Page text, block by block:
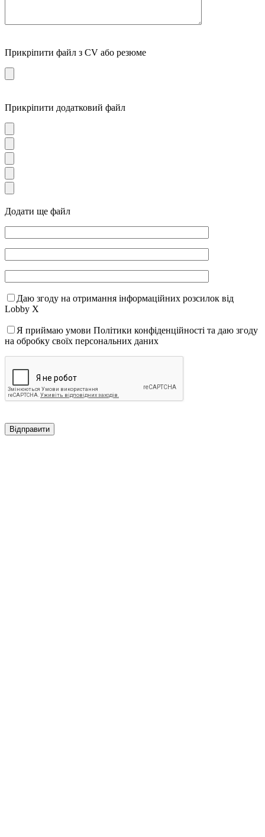
Прикріпити файл з CV або резюме
Прикріпити додатковий файл
Додати ще файл
Даю згоду на отримання інформаційних розсилок від
Lobby X
Я приймаю умови Політики конфіденційності та даю згоду
на обробку своїх персональних даних